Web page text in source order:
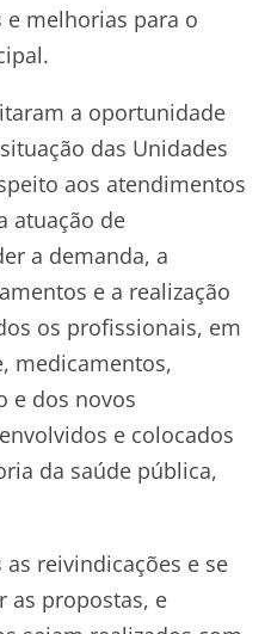
melhorias para o
a oportunidade
das Unidades
aos atendimentos
atuação de
a demanda, a
e a realização
os profissionais, em
medicamentos,
e dos novos
e colocados
da saúde pública,
reivindicações e se
as propostas, e